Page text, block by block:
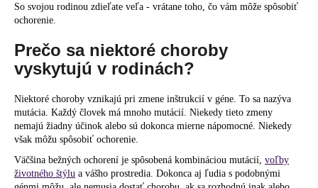
So svojou rodinou zdieľate veľa - vrátane toho, čo vám môže spôsobiť
ochorenie.
Prečo sa niektoré choroby
vyskytujú v rodinách?
Niektoré choroby vznikajú pri zmene inštrukcií v géne. To sa nazýva
mutácia. Každý človek má mnoho mutácií. Niekedy tieto zmeny
nemajú žiadny účinok alebo sú dokonca mierne nápomocné. Niekedy
však môžu spôsobiť ochorenie.
Väčšina bežných ochorení je spôsobená kombináciou mutácií, voľby
životného štýlu a vášho prostredia. Dokonca aj ľudia s podobnými